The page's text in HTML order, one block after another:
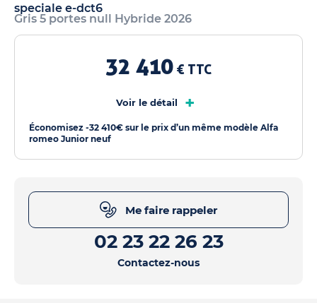
speciale e-dct6
Gris 5 portes null Hybride 2026
32 410 € TTC
Voir le détail +
Économisez -32 410€ sur le prix d’un même modèle Alfa
romeo Junior neuf
Me faire rappeler
02 23 22 26 23
Contactez-nous